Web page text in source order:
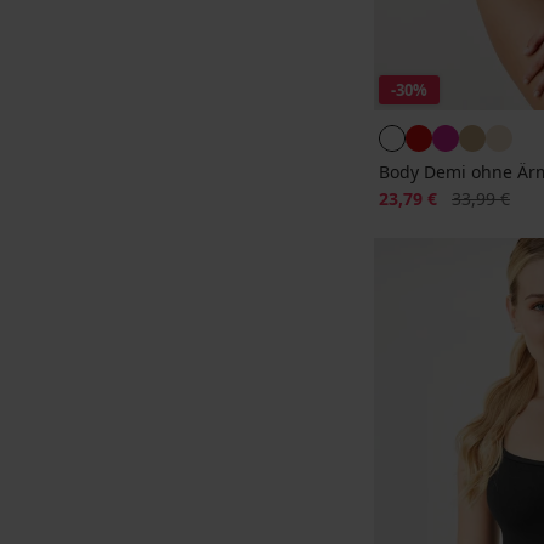
-30%
Body Demi ohne
Rabatt
23,79 € Alter Preis
33,99 €